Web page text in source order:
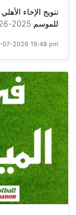
تتويج الإخاء
للموسم 2025-2026 ...
07-2026 19:48 pm